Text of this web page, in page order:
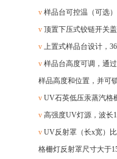
v 样品台可控温（可选
v 顶置下压式铰链开关
v
上置式样品台设计，
v 样品台高度可调，通
样品高度和位置，并可锁
v UV石英低压汞蒸汽格
v 高强度UV灯源，波长
v UV反射罩（长x宽）
格栅灯反射罩尺寸大于